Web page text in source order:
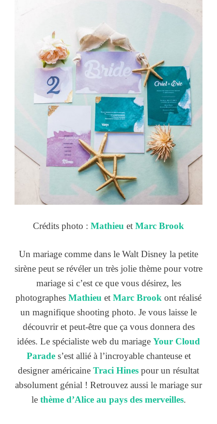
Crédits photo : Mathieu et Marc Brook
Un mariage comme dans le Walt Disney la petite
sirène peut se révéler un très jolie thème pour votre
mariage si c’est ce que vous désirez, les
photographes Mathieu et Marc Brook ont réalisé
un magnifique shooting photo. Je vous laisse le
découvrir et peut-être que ça vous donnera des
idées. Le spécialiste web du mariage Your Cloud
Parades’est allié à l’incroyable chanteuse et
designer américaine Traci Hines pour un résultat
absolument génial ! Retrouvez aussi le mariage sur
le thème d’Alice au pays des merveilles.